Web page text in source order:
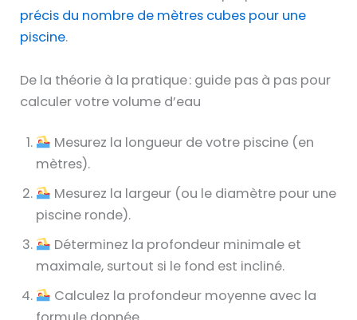
précis du nombre de mètres cubes pour une
piscine.
De la théorie à la pratique : guide pas à pas pour
calculer votre volume d’eau
Mesurez la longueur de votre piscine (en
mètres).
Mesurez la largeur (ou le diamètre pour une
piscine ronde).
Déterminez la profondeur minimale et
maximale, surtout si le fond est incliné.
Calculez la profondeur moyenne avec la